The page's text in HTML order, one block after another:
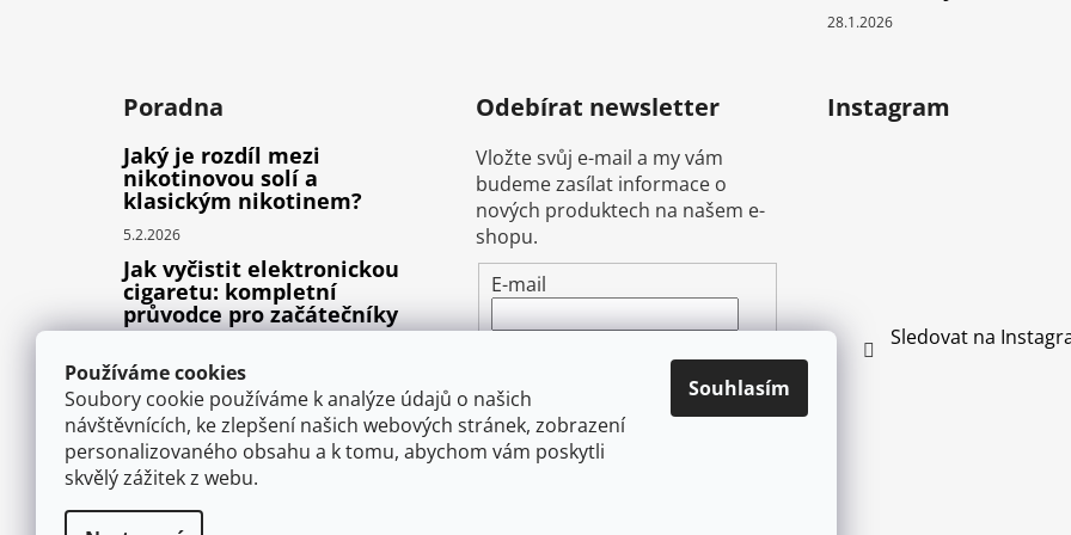
Používáme cookies
Soubory cookie používáme k analýze údajů o našich
návštěvnících, ke zlepšení našich webových stránek, zobrazení
personalizovaného obsahu a k tomu, abychom vám poskytli
skvělý zážitek z webu.
Souhlasím
28.1.2026
Poradna
Jaký je rozdíl mezi
nikotinovou solí a
klasickým nikotinem?
5.2.2026
Jak vyčistit elektronickou
cigaretu: kompletní
průvodce pro začátečníky
Proč prská elektronická
cigareta (e-liquid)?
1.9.2025
Odebírat newsletter
Vložte svůj e-mail a my vám
budeme zasílat informace o
nových produktech na našem e-
shopu.
E-mail
podmínkami ochrany
osobních údajů
PŘIHLÁSIT SE
Instagram
Sledovat na